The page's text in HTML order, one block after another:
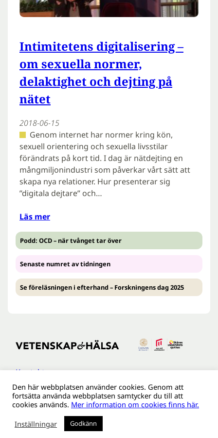
Intimitetens digitalisering –
om sexuella normer,
delaktighet och dejting på
nätet
2018-06-15
Genom internet har normer kring kön,
sexuell orientering och sexuella livsstilar
förändrats på kort tid. I dag är nätdejting en
mångmiljonindustri som påverkar vårt sätt att
skapa nya relationer. Hur presenterar sig
”digitala dejtare” och…
Läs mer
Podd: OCD – när tvånget tar över
Senaste numret av tidningen
Se föreläsningen i efterhand – Forskningens dag 2025
Kontakt
Tillgänglighetsredogöreldse
Om webbplatsen
Behandling av personuppgifter
Den här webbplatsen använder cookies. Genom att
fortsätta använda webbplatsen samtycker du till att
cookies används. Mer information om cookies finns här.
Inställningar
Godkänn